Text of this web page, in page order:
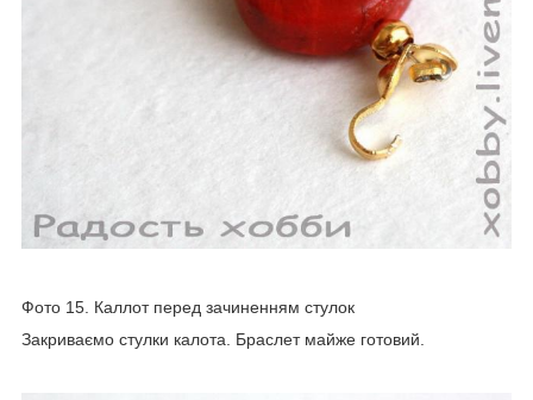
Фото 15. Каллот перед зачиненням стулок
Закриваємо стулки калота. Браслет майже готовий.